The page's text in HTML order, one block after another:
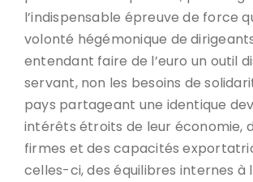
l’indispensable épreuve de force
volonté hégémonique de
entendant faire de l’euro un outil
servant, non les besoins de
pays partageant une identique
intérêts étroits de leur économie,
firmes et des capacités
celles-ci, des équilibres internes à